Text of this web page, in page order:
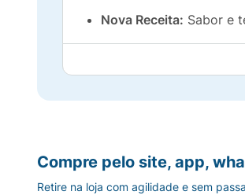
Nova Receita: Sabor e
Qualidade &Joy:Um
Compre pelo site, app,
Retire na loja com agilidade e sem